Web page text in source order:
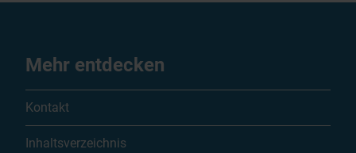
Mehr entdecken
Kontakt
Inhaltsverzeichnis